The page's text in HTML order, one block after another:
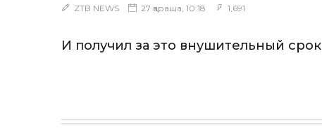
ZTB NEWS 27 қараша, 10:18 1,691
И получил за это внушительный срок